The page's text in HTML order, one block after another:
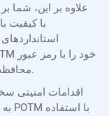
علاوه بر این، شما
محافظت کنید تا امنیت و یکپارچگی سند تضمین شود.